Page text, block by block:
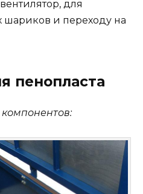
для
и переходу на
пенопласта